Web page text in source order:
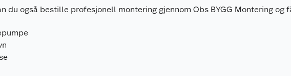
du også bestille profesjonell montering gjennom Obs BYGG Montering og